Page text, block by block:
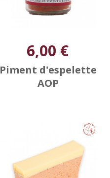
6,00 €
Piment d'espelette
AOP